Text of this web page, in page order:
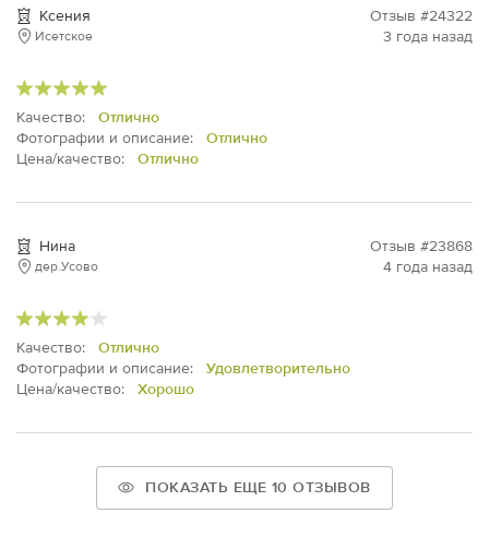
Отзыв #24322
3 года назад
Ксения
Исетское
Качество:
Отлично
Фотографии и описание:
Отлично
Цена/качество:
Отлично
Отзыв #23868
4 года назад
Нина
дер.Усово
Качество:
Отлично
Фотографии и описание:
Удовлетворительно
Цена/качество:
Хорошо
ПОКАЗАТЬ ЕЩЕ 10 ОТЗЫВОВ